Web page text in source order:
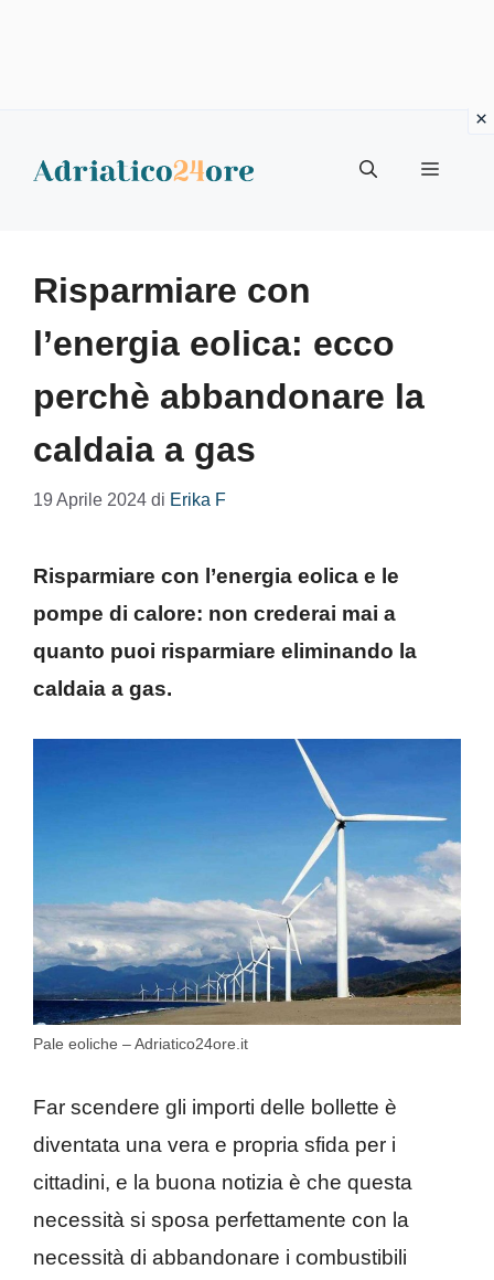
Menu
Risparmiare con
l’energia eolica: ecco
perchè abbandonare la
caldaia a gas
19 Aprile 2024 di Erika F
Risparmiare con l’energia eolica e le
pompe di calore: non crederai mai a
quanto puoi risparmiare eliminando la
caldaia a gas.
Pale eoliche – Adriatico24ore.it
Far scendere gli importi delle bollette è
diventata una vera e propria sfida per i
cittadini, e la buona notizia è che questa
necessità si sposa perfettamente con la
necessità di abbandonare i combustibili